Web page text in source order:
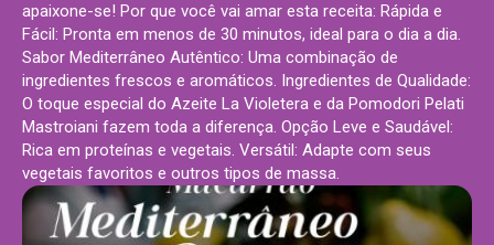
apaixone-se! Por que você vai amar esta receita: Rápida e
Fácil: Pronta em menos de 30 minutos, ideal para o dia a dia.
Sabor Mediterrâneo Autêntico: Uma combinação de
ingredientes frescos e aromáticos. Ingredientes de Qualidade:
O toque especial do Azeite La Violetera e da Pomodori Pelati
Mastroiani fazem toda a diferença. Opção Leve e Saudável:
Rica em proteínas e vegetais. Versátil: Adapte com seus
vegetais favoritos e outros tipos de massa.